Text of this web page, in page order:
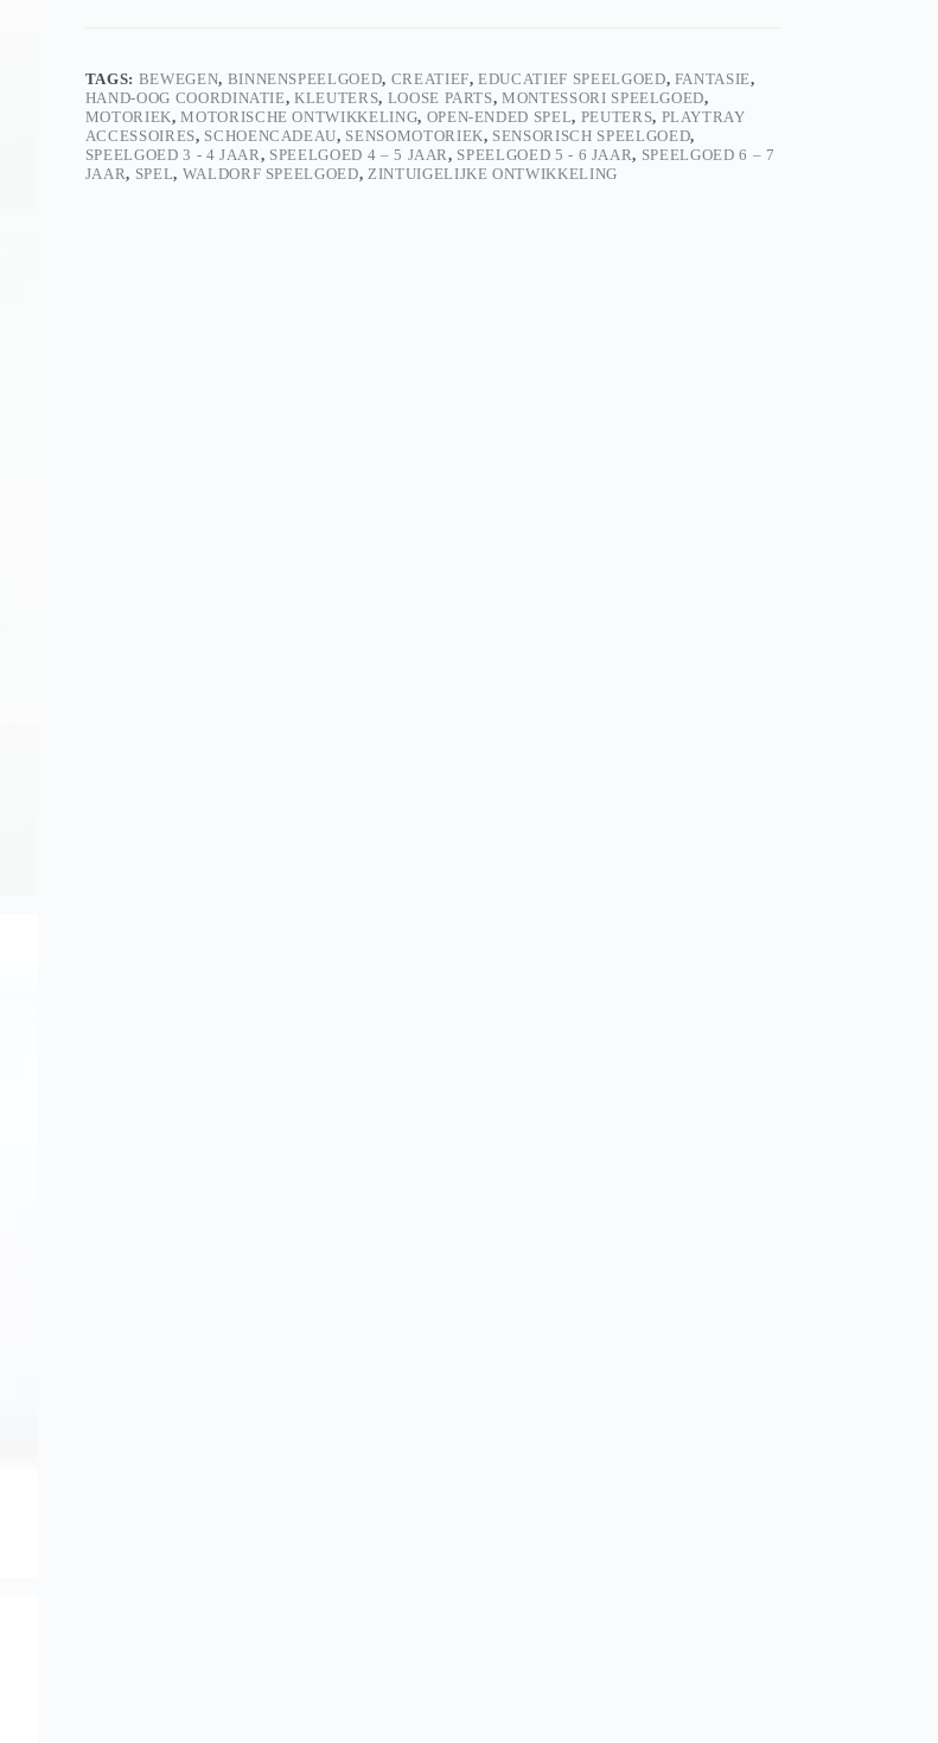
Potion
play
aantal
TAGS: BEWEGEN, BINNENSPEELGOED, CREATIEF,EDUCATIEF SPEELGOED, FANTASIE,
HAND-OOG COORDINATIE,KLEUTERS, LOOSE PARTS,MONTESSORI SPEELGOED,
MOTORIEK,MOTORISCHE ONTWIKKELING, OPEN-ENDED SPEL, PEUTERS, PLAYTRAY
ACCESSOIRES, SCHOENCADEAU, SENSOMOTORIEK, SENSORISCH SPEELGOED,
SPEELGOED 3 - 4 JAAR, SPEELGOED 4 – 5 JAAR, SPEELGOED 5 - 6 JAAR, SPEELGOED 6 – 7
JAAR, SPEL, WALDORF SPEELGOED,ZINTUIGELIJKE ONTWIKKELING